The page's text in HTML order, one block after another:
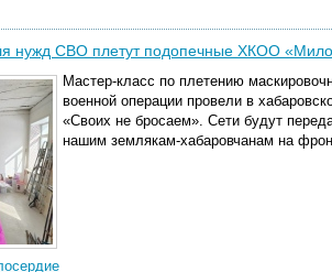
нужд СВО плетут подопечные ХКОО
Мастер-класс по плетению
военной операции провели в
«Своих не бросаем». Сети будут
нашим землякам-хабаровчанам на